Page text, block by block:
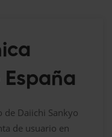
de Daiichi Sankyo
de usuario en